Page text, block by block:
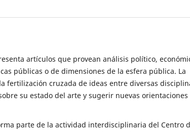
artículos que provean análisis político,
públicas o de dimensiones de la esfera pública. La
fertilización cruzada de ideas entre diversas
su estado del arte y sugerir nuevas orientaciones
parte de la actividad interdisciplinaria del Centro